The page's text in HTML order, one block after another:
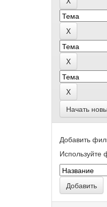
Начать
Добавить
Используйте